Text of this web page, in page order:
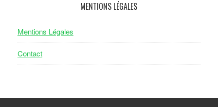
MENTIONS LÉGALES
Mentions Légales
Contact